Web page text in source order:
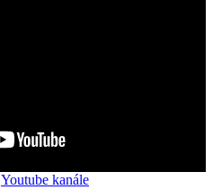
Youtube kanále